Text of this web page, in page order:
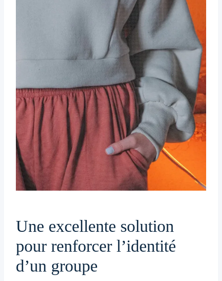
Une excellente solution
pour renforcer l’identité
d’un groupe